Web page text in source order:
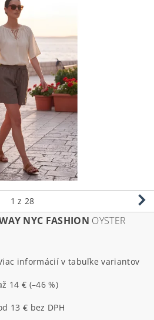
1 z 28
NYC FASHION OYSTER
informácií v tabuľke variantov
14 € (–46 %)
od 13 € bez DPH